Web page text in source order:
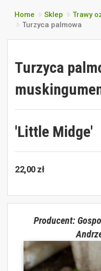
Home Sklep Trawy
Turzyca palmowa
Turzyca
'Little Midge'
22,00 zł
Producent: